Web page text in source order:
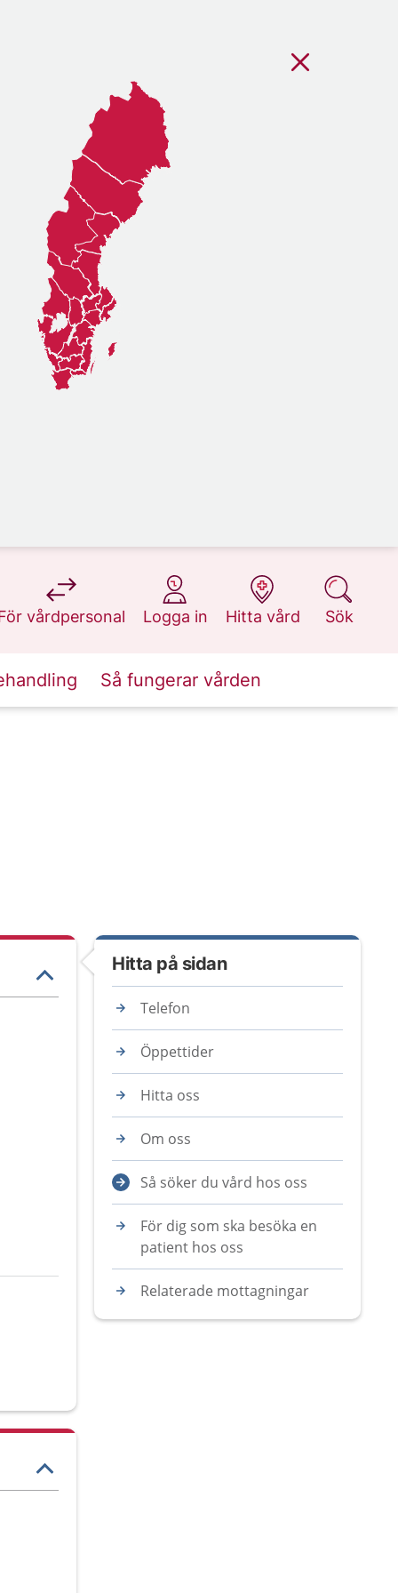
vårdpersonal
på 1177.se
Logga in
på 1177.se
Hitta vård
på 1177.se
Sök
på 1177.se
Så fungerar vården
Hitta på sidan
Telefon
Öppettider
Hitta oss
Om oss
Så söker du vård hos oss
För dig som ska besöka en
patient hos oss
Relaterade mottagningar